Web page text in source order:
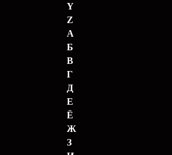
Y
Z
А
Б
В
Г
Д
Е
Ё
Ж
З